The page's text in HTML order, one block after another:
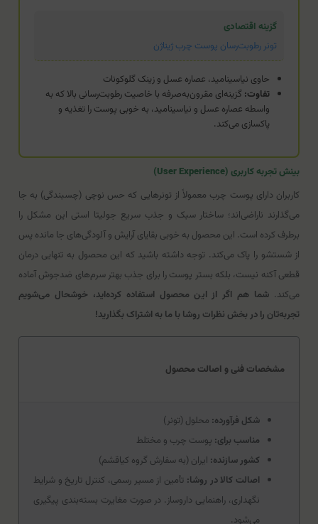
گزینه اقتصادی
تونر رطوبت‌رسان پوست چرب ژیناژن
حاوی نیاسینامید، عصاره عسل و زینک گلوکونات
تفاوت: گزینه‌ای مقرون‌به‌صرفه با خاصیت رطوبت‌رسانی بالا که به
واسطه عصاره عسل و نیاسینامید، به خوبی پوست را تغذیه و
پاکسازی می‌کند.
بینش تجربه کاربری (User Experience)
کاربران دارای پوست چرب معمولاً از تونرهایی که حس نوچی (چسبندگی) به جا
می‌گذارند ناراضی‌اند؛ ساختار سبک و جذب سریع جولیتا استی این مشکل را
برطرف کرده است. این محصول به خوبی بقایای آرایش و آلودگی‌های جا مانده پس
از شستشو را پاک می‌کند. توجه داشته باشید که این محصول به تنهایی درمان
قطعی آکنه نیست، بلکه بستر پوست را برای جذب بهتر سرم‌های ضدجوش آماده
می‌کند. شما هم اگر از این محصول استفاده کرده‌اید، خوشحال می‌شویم
تجربه‌تان را در بخش نظرات روشا با ما به اشتراک بگذارید!
مشخصات فنی و اصالت محصول
شکل فرآورده: محلول (تونر)
مناسب برای: پوست چرب و مختلط
کشور سازنده: ایران (به سفارش گروه کیاقشم)
اصالت کالا در روشا: تأمین از مسیر رسمی، کنترل تاریخ و شرایط
نگهداری، راهنمایی داروساز. در صورت مغایرت بسته‌بندی پیگیری
می‌شود.